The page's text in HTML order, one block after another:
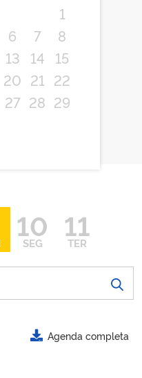
1
6 7
8
13 14
15
20 21
22
27 28 29
10
SEG
11
TER
Agenda completa